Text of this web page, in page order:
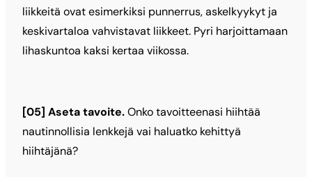
liikkeitä ovat esimerkiksi punnerrus, askelkyykyt ja
keskivartaloa vahvistavat liikkeet. Pyri harjoittamaan
lihaskuntoa kaksi kertaa viikossa.
[05] Aseta tavoite.Onko tavoitteenasi hiihtää
nautinnollisia lenkkejä vai haluatko kehittyä
hiihtäjänä?